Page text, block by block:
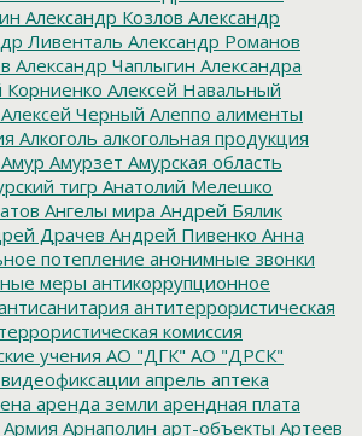
Александр Козлов Александр
Ливенталь Александр Романов
Александр Чаплыгин Александра
Корниенко Алексей Навальный
Алексей Черный Алеппо алименты
Алкоголь алкогольная продукция
Амур Амурзет Амурская область
тигр Анатолий Мелешко
Ангелы мира Андрей Бялик
Драчев Андрей Пивенко Анна
потепление анонимные звонки
меры антикоррупционное
антитеррористическая
комиссия
учения АО "ДГК" АО "ДРСК"
апрель аптека
аренда земли арендная плата
Армия Арнаполин арт-объекты Артеев